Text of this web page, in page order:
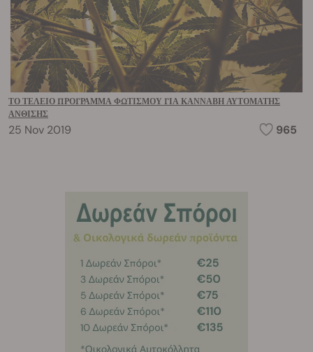
ΤΟ ΤΈΛΕΙΟ ΠΡΌΓΡΑΜΜΑ ΦΩΤΙΣΜΟΎ ΓΙΑ ΚΆΝΝΑΒΗ ΑΥΤΌΜΑΤΗΣ
ΆΝΘΙΣΗΣ
25 Nov 2019 965